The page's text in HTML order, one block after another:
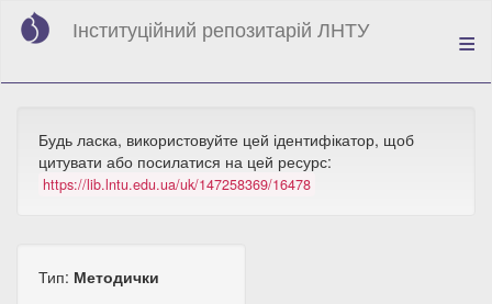
Перейти
вмісту
Інституційний репозитарій ЛНТУ
Будь ласка, використовуйте цей ідентифікатор, щоб
цитувати або посилатися на цей ресурс:
https://lib.lntu.edu.ua/uk/147258369/16478
Тип: Методички